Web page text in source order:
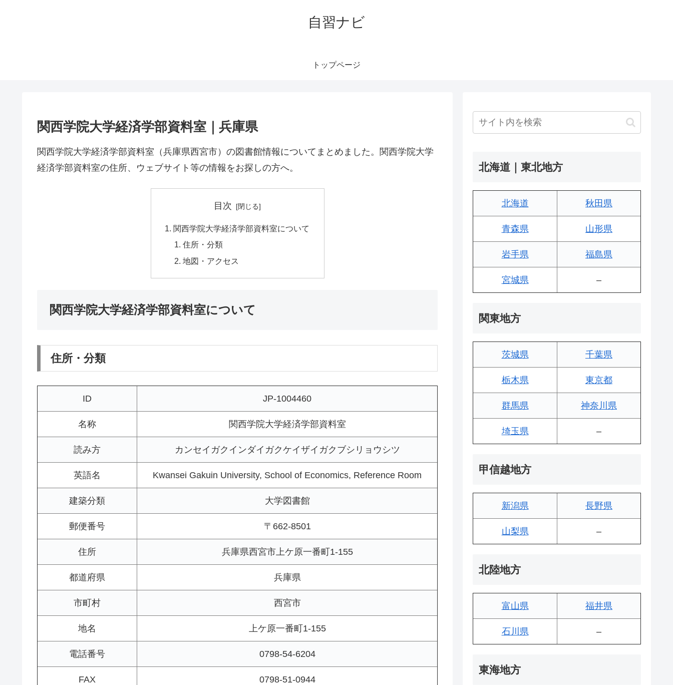
自習ナビ
トップページ
関西学院大学経済学部資料室｜兵庫県
関西学院大学経済学部資料室（兵庫県西宮市）の図書館情報についてまとめました。関西学院大学
経済学部資料室の住所、ウェブサイト等の情報をお探しの方へ。
目次
関西学院大学経済学部資料室について
住所・分類
地図・アクセス
関西学院大学経済学部資料室について
住所・分類
ID JP-1004460
名称 関西学院大学経済学部資料室
読み方 カンセイガクインダイガクケイザイガクブシリョウシツ
英語名 Kwansei Gakuin University, School of Economics, Reference Room
建築分類 大学図書館
郵便番号 〒662-8501
住所 兵庫県西宮市上ケ原一番町1-155
都道府県 兵庫県
市町村 西宮市
地名 上ケ原一番町1-155
電話番号 0798-54-6204
FAX 0798-51-0944
北海道｜東北地方
北海道 秋田県
青森県 山形県
岩手県 福島県
宮城県 –
関東地方
茨城県 千葉県
栃木県 東京都
群馬県 神奈川県
埼玉県 –
甲信越地方
新潟県 長野県
山梨県 –
北陸地方
富山県 福井県
石川県 –
東海地方